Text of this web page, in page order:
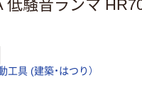
低騒音ランマ
工具 (建築・はつり）